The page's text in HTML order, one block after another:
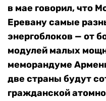
в мае говорил, что
Еревану самые
энергоблоков — от
модулей малых
меморандуме
две страны будут
гражданской